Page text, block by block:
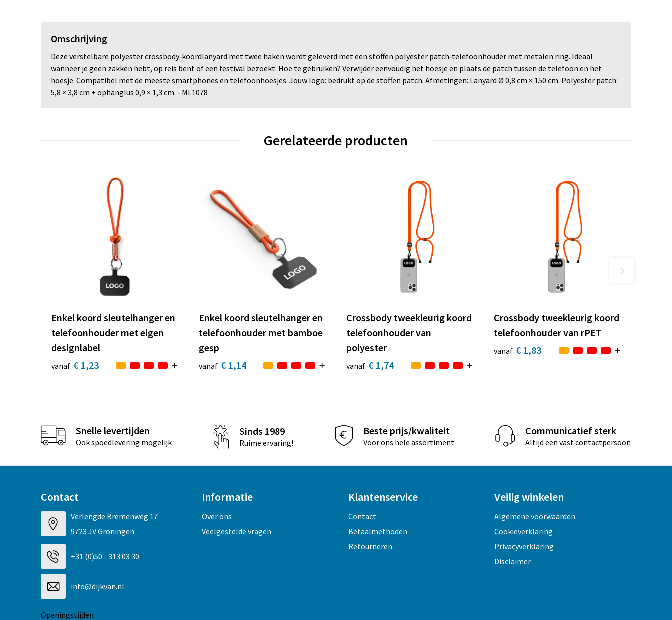
Omschrijving
Deze verstelbare polyester crossbody‑koordlanyard met twee haken wordt geleverd met een stoffen polyester patch‑telefoonhouder met metalen ring. Ideaal
wanneer je geen zakken hebt, op reis bent of een festival bezoekt. Hoe te gebruiken? Verwijder eenvoudig het hoesje en plaats de patch tussen de telefoon en het
hoesje. Compatibel met de meeste smartphones en telefoonhoesjes. Jouw logo: bedrukt op de stoffen patch. Afmetingen: Lanyard Ø 0,8 cm × 150 cm. Polyester patch:
5,8 × 3,8 cm + ophanglus 0,9 × 1,3 cm. - ML1078
Gerelateerde producten
Enkel koord sleutelhanger en
telefoonhouder met eigen
designlabel
vanaf € 1,23
Enkel koord sleutelhanger en
telefoonhouder met bamboe
gesp
vanaf € 1,14
Crossbody tweekleurig koord
telefoonhouder van
polyester
vanaf € 1,74
Crossbody tweekleurig koord
telefoonhouder van rPET
vanaf € 1,83
Snelle levertijden
Ook spoedlevering mogelijk
Sinds 1989
Ruime ervaring!
Beste prijs/kwaliteit
Voor ons hele assortiment
Communicatief sterk
Altijd een vast contactpersoon
Contact
Verlengde Bremenweg 17
9723 JV Groningen
+31 (0)50 - 313 03 30
info@dijkvan.nl
Openingstijden
Informatie
Over ons
Veelgestelde vragen
Klantenservice
Contact
Betaalmethoden
Retourneren
Veilig winkelen
Algemene voorwaarden
Cookieverklaring
Privacyverklaring
Disclaimer